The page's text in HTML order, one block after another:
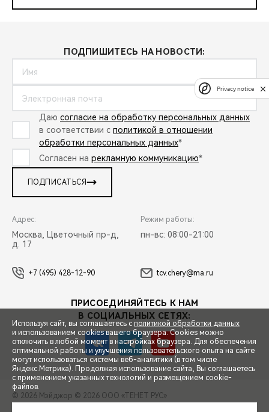
СПЕЦПРЕДЛОЖЕНИЯ
ЗАПИСЬ НА ТЕСТ-ДРАЙВ
ПОДПИШИТЕСЬ НА НОВОСТИ:
Даю согласие на обработку персональных данных
в соответствии с политикой в отношении
обработки персональных данных*
Согласен на рекламную коммуникацию*
ПОДПИСАТЬСЯ
Адрес:
Москва, Цветочный пр-д,
д. 17
Режим работы:
пн-вс: 08:00-21:00
+7 (495) 428-12-90 tcv.chery@ma.ru
ПРИСОЕДИНЯЙТЕСЬ К НАМ
В СОЦИАЛЬНЫХ СЕТЯХ:
© 2026 Мэйджор © 2026 ООО «ТЕНЕТ РУС»
Используя сайт, вы соглашаетесь с политикой обработки данных
и использованием cookies вашего браузера. Cookies можно
отключить в любой момент в настройках браузера. Для обеспечения
оптимальной работы и улучшения пользовательского опыта на сайте
могут использоваться системы веб-аналитики (в том числе
Яндекс.Метрика). Продолжая использование сайта, Вы соглашаетесь
с применением указанных технологий и размещением cookie-
файлов.
Privacy notice